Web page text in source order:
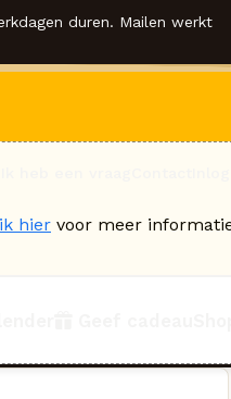
duren. Mailen werkt
hier voor meer